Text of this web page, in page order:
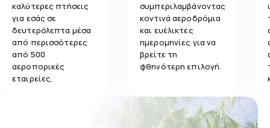
καλύτερες πτήσεις
για εσάς σε
δευτερόλεπτα μέσα
από περισσότερες
από 500
αεροπορικές
εταιρείες.
συμπεριλαμβάνοντας
κοντινά αεροδρόμια
και ευέλικτες
ημερομηνίες για να
βρείτε τη
φθηνότερη επιλογή.